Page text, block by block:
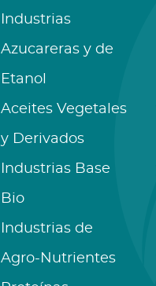
Industrias
Azucareras y de
Etanol
Aceites Vegetales
y Derivados
Industrias Base
Bio
Industrias de
Agro-Nutrientes